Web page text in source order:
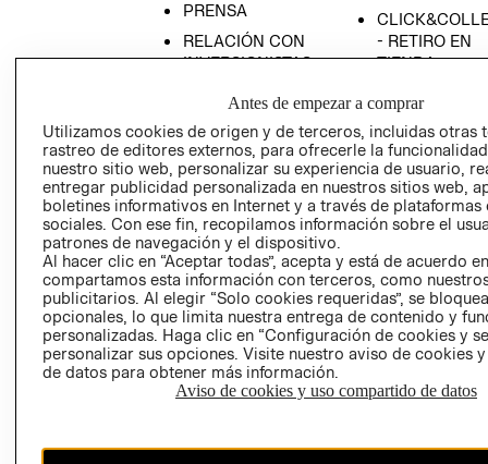
PRENSA
RELACIÓN CON
INVERSIONISTAS
POLÍTICA
EMPRESARIAL
- RETIRO EN
TIENDA
CONDICIONES
AVISO DE
PRIVACIDAD
GIFT CARD
AVISO DE
Antes de empezar a comprar
Utilizamos cookies de origen y de terceros, incluidas otras
rastreo de editores externos, para ofrecerle la
nuestro sitio web, personalizar su experiencia de usuario,
entregar publicidad personalizada en nuestros sitios web,
boletines informativos en Internet y a través de plataformas
sociales. Con ese fin, recopilamos información sobre el
patrones de navegación y el dispositivo.
Al hacer clic en “Aceptar todas”, acepta y está de acuerdo
compartamos esta información con terceros, como
publicitarios. Al elegir “Solo cookies requeridas”, se
opcionales, lo que limita nuestra entrega de contenido y
personalizadas. Haga clic en “Configuración de cookies y
personalizar sus opciones. Visite nuestro aviso de cookies
de datos para obtener más información.
Aviso de cookies y uso compartido de datos